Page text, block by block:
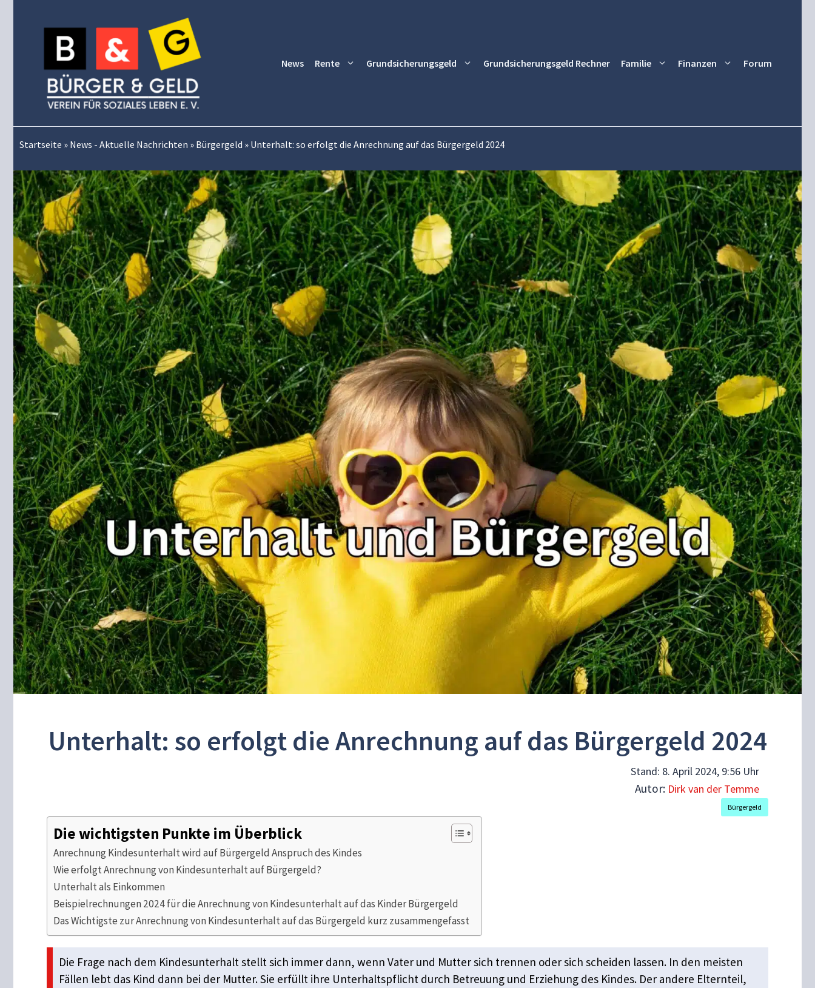
News Rente Grundsicherungsgeld Grundsicherungsgeld Rechner Familie Finanzen Forum
Startseite » News - Aktuelle Nachrichten » Bürgergeld » Unterhalt: so erfolgt die Anrechnung auf das Bürgergeld 2024
Unterhalt: so erfolgt die Anrechnung auf das Bürgergeld 2024
Stand: 8. April 2024, 9:56 Uhr
Autor: Dirk van der Temme
Bürgergeld
Die wichtigsten Punkte im Überblick
Anrechnung Kindesunterhalt wird auf Bürgergeld Anspruch des Kindes
Wie erfolgt Anrechnung von Kindesunterhalt auf Bürgergeld?
Unterhalt als Einkommen
Beispielrechnungen 2024 für die Anrechnung von Kindesunterhalt auf das Kinder Bürgergeld
Das Wichtigste zur Anrechnung von Kindesunterhalt auf das Bürgergeld kurz zusammengefasst
Die Frage nach dem Kindesunterhalt stellt sich immer dann, wenn Vater und Mutter sich trennen oder sich scheiden lassen. In den meisten
Fällen lebt das Kind dann bei der Mutter. Sie erfüllt ihre Unterhaltspflicht durch Betreuung und Erziehung des Kindes. Der andere Elternteil,